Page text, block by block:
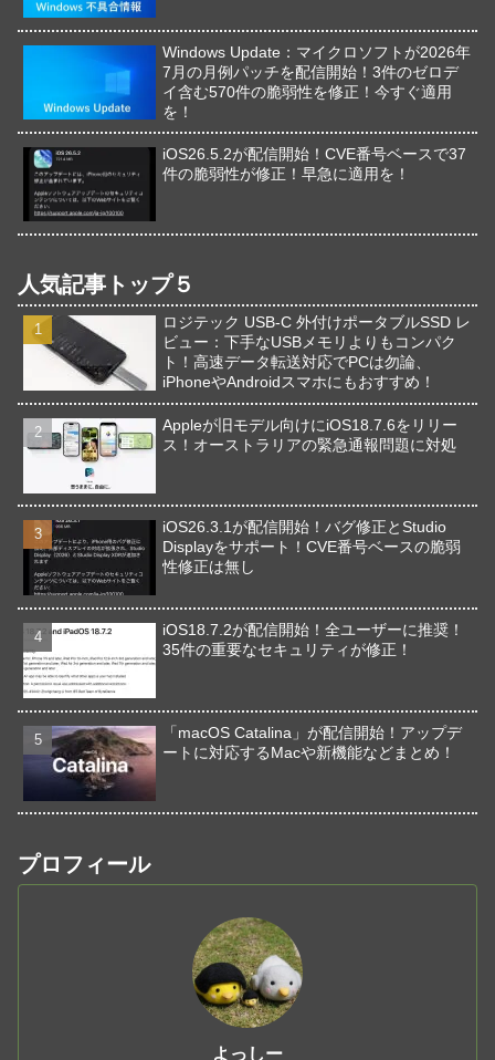
Windows Update：マイクロソフトが2026年
7月の月例パッチを配信開始！3件のゼロデ
イ含む570件の脆弱性を修正！今すぐ適用
を！
iOS26.5.2が配信開始！CVE番号ベースで37
件の脆弱性が修正！早急に適用を！
人気記事トップ５
ロジテック USB-C 外付けポータブルSSD レ
ビュー：下手なUSBメモリよりもコンパク
ト！高速データ転送対応でPCは勿論、
iPhoneやAndroidスマホにもおすすめ！
Appleが旧モデル向けにiOS18.7.6をリリー
ス！オーストラリアの緊急通報問題に対処
iOS26.3.1が配信開始！バグ修正とStudio
Displayをサポート！CVE番号ベースの脆弱
性修正は無し
iOS18.7.2が配信開始！全ユーザーに推奨！
35件の重要なセキュリティが修正！
「macOS Catalina」が配信開始！アップデ
ートに対応するMacや新機能などまとめ！
プロフィール
よっしー